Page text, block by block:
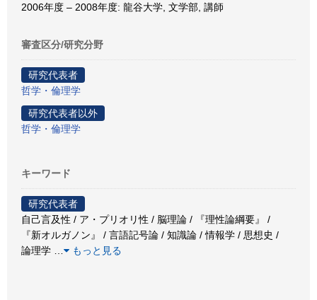
2006年度 – 2008年度: 龍谷大学, 文学部, 講師
審査区分/研究分野
研究代表者
哲学・倫理学
研究代表者以外
哲学・倫理学
キーワード
研究代表者
自己言及性 / ア・プリオリ性 / 脳理論 / 『理性論綱要』 /
『新オルガノン』 / 言語記号論 / 知識論 / 情報学 / 思想史 /
論理学
もっと見る